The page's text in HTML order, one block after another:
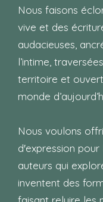
Nous faisons
vive et des
audacieuses,
l’intime,
territoire et
monde
Nous voulons
d'expression
auteurs qui
inventent des